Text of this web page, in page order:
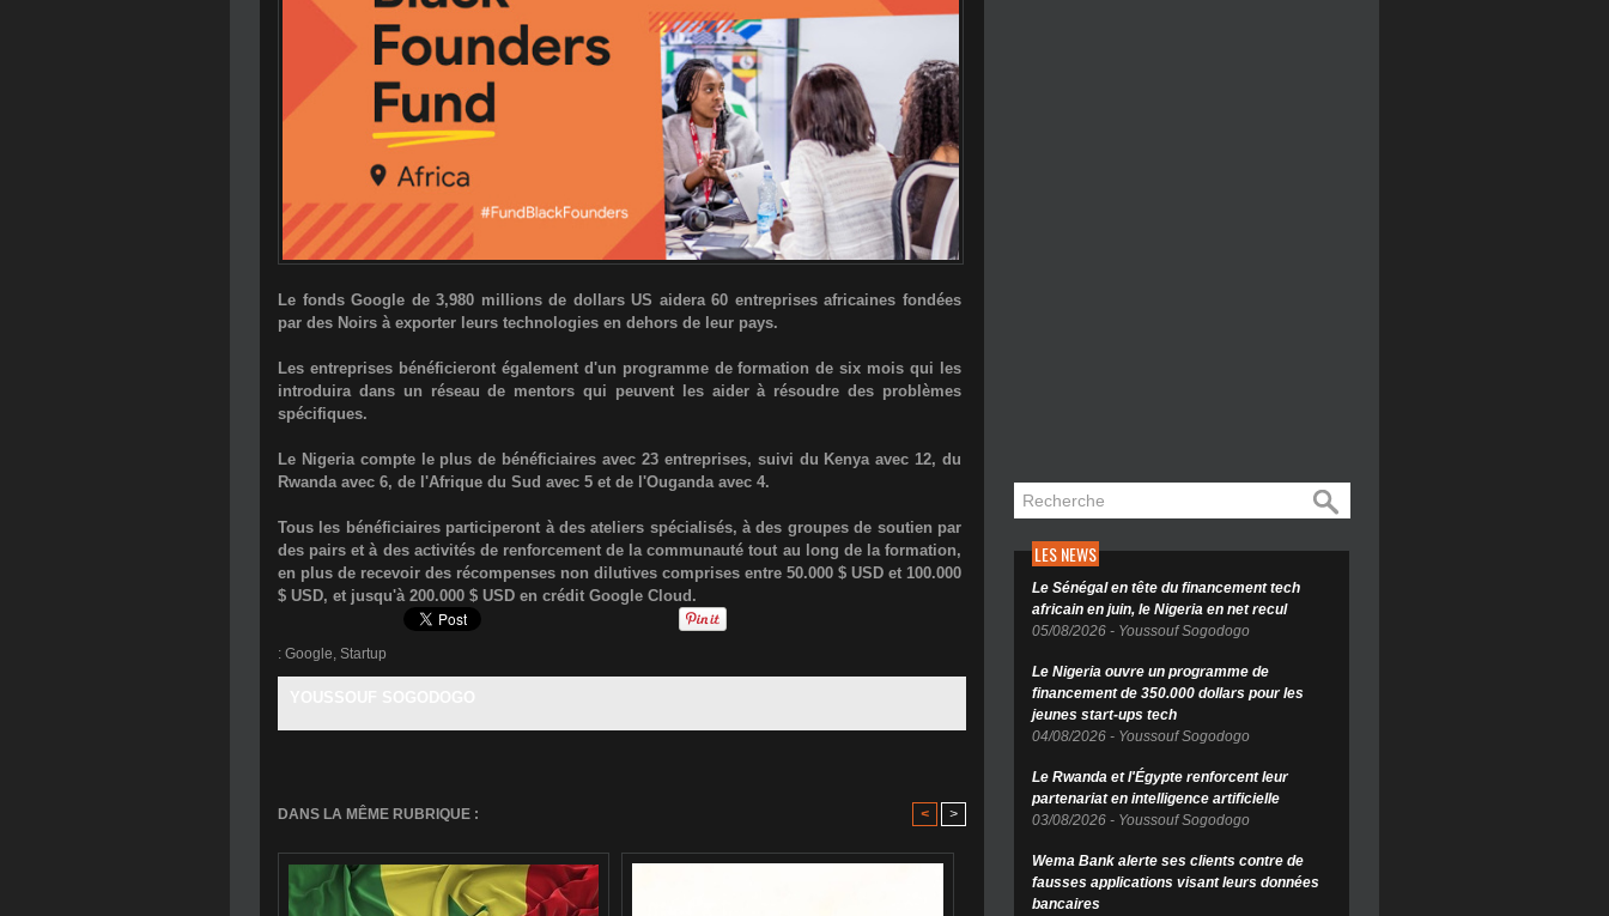
Le fonds Google de 3,980 millions de dollars US aidera 60 entreprises africaines fondées
par des Noirs à exporter leurs technologies en dehors de leur pays.
Les entreprises bénéficieront également d'un programme de formation de six mois qui les
introduira dans un réseau de mentors qui peuvent les aider à résoudre des problèmes
spécifiques.
Le Nigeria compte le plus de bénéficiaires avec 23 entreprises, suivi du Kenya avec 12, du
Rwanda avec 6, de l'Afrique du Sud avec 5 et de l'Ouganda avec 4.
Tous les bénéficiaires participeront à des ateliers spécialisés, à des groupes de soutien par
des pairs et à des activités de renforcement de la communauté tout au long de la formation,
en plus de recevoir des récompenses non dilutives comprises entre 50.000 $ USD et 100.000
$ USD, et jusqu'à 200.000 $ USD en crédit Google Cloud.
: Google, Startup
DANS LA MÊME RUBRIQUE : < >
LES NEWS
Le Sénégal en tête du financement tech
africain en juin, le Nigeria en net recul
05/08/2026 - Youssouf Sogodogo
Le Nigeria ouvre un programme de
financement de 350.000 dollars pour les
jeunes start-ups tech
04/08/2026 - Youssouf Sogodogo
Le Rwanda et l'Égypte renforcent leur
partenariat en intelligence artificielle
03/08/2026 - Youssouf Sogodogo
Wema Bank alerte ses clients contre de
fausses applications visant leurs données
bancaires